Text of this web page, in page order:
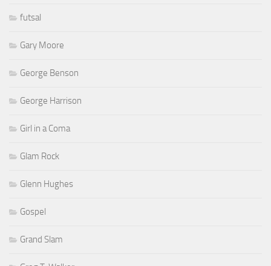
futsal
Gary Moore
George Benson
George Harrison
Girl in a Coma
Glam Rock
Glenn Hughes
Gospel
Grand Slam